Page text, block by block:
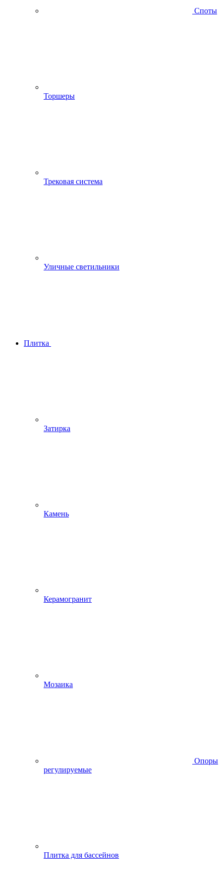
Споты
Торшеры
Трековая система
Уличные светильники
Плитка
Затирка
Камень
Керамогранит
Мозаика
Опоры
регулируемые
Плитка для бассейнов